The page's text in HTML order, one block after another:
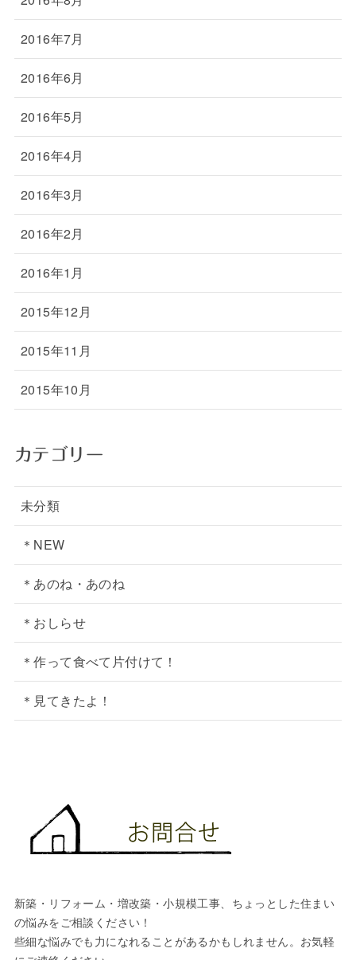
2016年7月
2016年6月
2016年5月
2016年4月
2016年3月
2016年2月
2016年1月
2015年12月
2015年11月
2015年10月
カテゴリー
未分類
＊NEW
＊あのね・あのね
＊おしらせ
＊作って食べて片付けて！
＊見てきたよ！
新築・リフォーム・増改築・小規模工事、ちょっとした住まい
の悩みをご相談ください！
些細な悩みでも力になれることがあるかもしれません。お気軽